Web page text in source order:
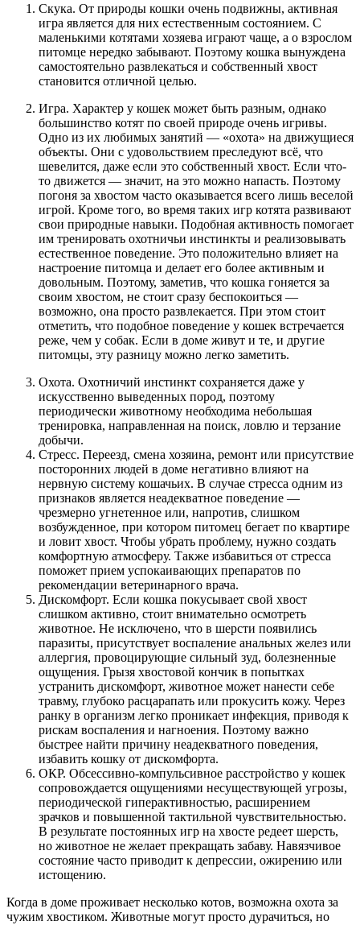
Скука. От природы кошки очень подвижны, активная
игра является для них естественным состоянием. С
маленькими котятами хозяева играют чаще, а о взрослом
питомце нередко забывают. Поэтому кошка вынуждена
самостоятельно развлекаться и собственный хвост
становится отличной целью.
Игра. Характер у кошек может быть разным, однако
большинство котят по своей природе очень игривы.
Одно из их любимых занятий — «охота» на движущиеся
объекты. Они с удовольствием преследуют всё, что
шевелится, даже если это собственный хвост. Если что-
то движется — значит, на это можно напасть. Поэтому
погоня за хвостом часто оказывается всего лишь веселой
игрой. Кроме того, во время таких игр котята развивают
свои природные навыки. Подобная активность помогает
им тренировать охотничьи инстинкты и реализовывать
естественное поведение. Это положительно влияет на
настроение питомца и делает его более активным и
довольным. Поэтому, заметив, что кошка гоняется за
своим хвостом, не стоит сразу беспокоиться —
возможно, она просто развлекается. При этом стоит
отметить, что подобное поведение у кошек встречается
реже, чем у собак. Если в доме живут и те, и другие
питомцы, эту разницу можно легко заметить.
Охота. Охотничий инстинкт сохраняется даже у
искусственно выведенных пород, поэтому
периодически животному необходима небольшая
тренировка, направленная на поиск, ловлю и терзание
добычи.
Стресс. Переезд, смена хозяина, ремонт или присутствие
посторонних людей в доме негативно влияют на
нервную систему кошачьих. В случае стресса одним из
признаков является неадекватное поведение —
чрезмерно угнетенное или, напротив, слишком
возбужденное, при котором питомец бегает по квартире
и ловит хвост. Чтобы убрать проблему, нужно создать
комфортную атмосферу. Также избавиться от стресса
поможет прием успокаивающих препаратов по
рекомендации ветеринарного врача.
Дискомфорт. Если кошка покусывает свой хвост
слишком активно, стоит внимательно осмотреть
животное. Не исключено, что в шерсти появились
паразиты, присутствует воспаление анальных желез или
аллергия, провоцирующие сильный зуд, болезненные
ощущения. Грызя хвостовой кончик в попытках
устранить дискомфорт, животное может нанести себе
травму, глубоко расцарапать или прокусить кожу. Через
ранку в организм легко проникает инфекция, приводя к
рискам воспаления и нагноения. Поэтому важно
быстрее найти причину неадекватного поведения,
избавить кошку от дискомфорта.
ОКР. Обсессивно-компульсивное расстройство у кошек
сопровождается ощущениями несуществующей угрозы,
периодической гиперактивностью, расширением
зрачков и повышенной тактильной чувствительностью.
В результате постоянных игр на хвосте редеет шерсть,
но животное не желает прекращать забаву. Навязчивое
состояние часто приводит к депрессии, ожирению или
истощению.
Когда в доме проживает несколько котов, возможна охота за
чужим хвостиком. Животные могут просто дурачиться, но